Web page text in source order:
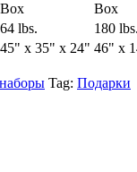
Box
Box
64 lbs.
180
45" x 35" x 24" 46" x
Tag: Подарки